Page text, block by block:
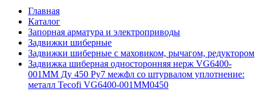
Главная
Каталог
Запорная арматура и электроприводы
Задвижки шиберные
Задвижки шиберные с маховиком, рычагом, редуктором
Задвижка шиберная односторонняя нерж VG6400-
001MM Ду 450 Ру7 межфл со штурвалом уплотнение:
металл Tecofi VG6400-001MM0450